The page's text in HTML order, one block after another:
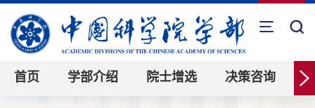
首页 学部介绍 院士增选 决策咨询